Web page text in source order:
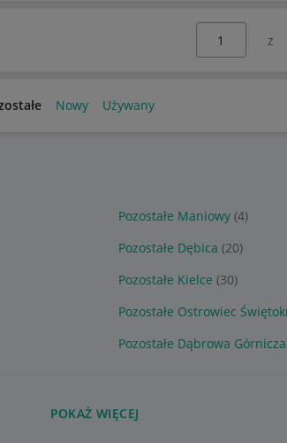
Nowy Używany
Pozostałe Maniowy (4)
Pozostałe Dębica (20)
Pozostałe Kielce (30)
Pozostałe Ostrowiec
Pozostałe Dąbrowa Górnicza
POKAŻ WIĘCEJ